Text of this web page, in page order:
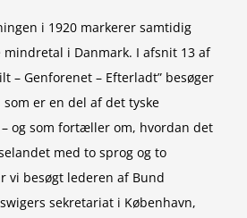
i 1920 markerer samtidig
mindretal i Danmark. I afsnit 13 af
– Genforenet – Efterladt” besøger
er en del af det tyske
og som fortæller om, hvordan det
med to sprog og to
vi besøgt lederen af Bund
sekretariat i København,